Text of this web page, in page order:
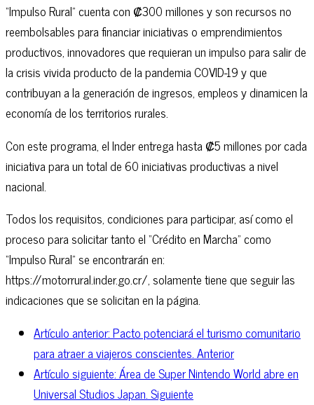
“Impulso Rural” cuenta con ₡300 millones y son recursos no
reembolsables para financiar iniciativas o emprendimientos
productivos, innovadores que requieran un impulso para salir de
la crisis vivida producto de la pandemia COVID-19 y que
contribuyan a la generación de ingresos, empleos y dinamicen la
economía de los territorios rurales.
Con este programa, el Inder entrega hasta ₡5 millones por cada
iniciativa para un total de 60 iniciativas productivas a nivel
nacional.
Todos los requisitos, condiciones para participar, así como el
proceso para solicitar tanto el “Crédito en Marcha” como
“Impulso Rural” se encontrarán en:
https://motorrural.inder.go.cr/, solamente tiene que seguir las
indicaciones que se solicitan en la página.
Artículo anterior: Pacto potenciará el turismo comunitario
para atraer a viajeros conscientes.Anterior
Artículo siguiente: Área de Super Nintendo World abre en
Universal Studios Japan.Siguiente